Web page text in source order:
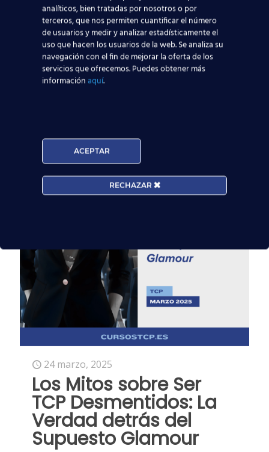
Los Privilegios que
Nadie te Cuenta
Ser Tripulante de Cabina de Pasajeros (TCP)
no solo te brinda la oportunidad de viajar por
el mundo y conocer gente interesante, sino
que también te
24 marzo, 2025
Los Mitos sobre Ser
TCP Desmentidos: La
Verdad detrás del
Supuesto Glamour
analíticos, bien tratadas por nosotros o por
terceros, que nos permiten cuantificar el número
de usuarios y medir y analizar estadísticamente el
uso que hacen los usuarios de la web. Se analiza su
navegación con el fin de mejorar la oferta de los
servicios que ofrecemos. Puedes obtener más
informaciónaquí.
ACEPTAR
RECHAZAR